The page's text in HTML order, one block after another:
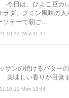
今日は、ひよこ豆カ
ラダ、クミン風味の
テーで朝ご...
Wed 11:17
サンの焼けるバター
美味しい香りが目
Mon 13:46